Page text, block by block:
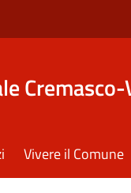
Vivere il Comune